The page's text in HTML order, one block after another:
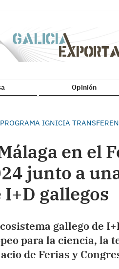
Opinión
IGNICIA
en el
junto a
gallegos
gallego de
para la ciencia, la
de Ferias y